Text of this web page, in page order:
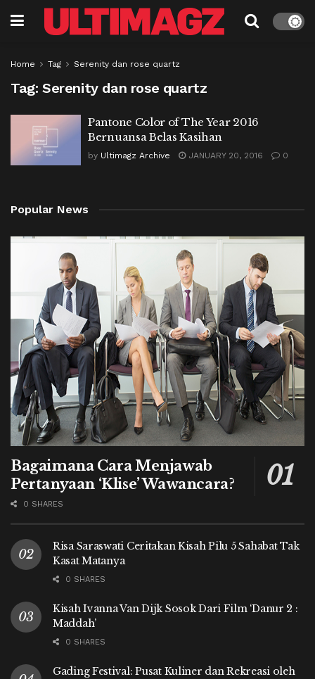
Home Tag Serenity dan rose quartz
Tag: Serenity dan rose quartz
Pantone Color of The Year 2016
Bernuansa Belas Kasihan
by Ultimagz Archive JANUARY 20, 2016 0
Popular News
Bagaimana Cara Menjawab
Pertanyaan ‘Klise’ Wawancara?
0 SHARES
Risa Saraswati Ceritakan Kisah Pilu 5 Sahabat Tak
Kasat Matanya
0 SHARES
Kisah Ivanna Van Dijk Sosok Dari Film ‘Danur 2 :
Maddah’
0 SHARES
Gading Festival: Pusat Kuliner dan Rekreasi oleh